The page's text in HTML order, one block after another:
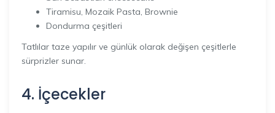
Tiramisu, Mozaik Pasta, Brownie
Dondurma çeşitleri
Tatlılar taze yapılır ve günlük olarak değişen çeşitlerle
sürprizler sunar.
4. İçecekler